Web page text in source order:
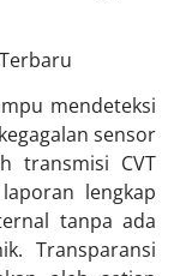
mendeteksi
sensor
transmisi CVT
lengkap
tanpa ada
Transparansi